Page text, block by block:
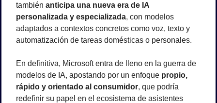
también anticipa una nueva era de IA
personalizada y especializada, con modelos
adaptados a contextos concretos como voz, texto y
automatización de tareas domésticas o personales.
En definitiva, Microsoft entra de lleno en la guerra de
modelos de IA, apostando por un enfoque propio,
rápido y orientado al consumidor, que podría
redefinir su papel en el ecosistema de asistentes